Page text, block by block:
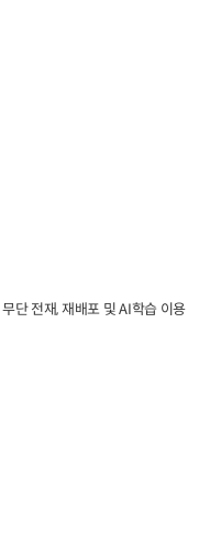
전재, 재배포 및 AI학습 이용